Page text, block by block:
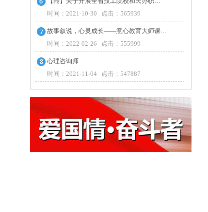
时间：2021-10-30 点击：565939
故事叙说，心灵成长——意心教育大师课…
时间：2022-02-26 点击：555999
心理咨询师
时间：2021-11-04 点击：547887